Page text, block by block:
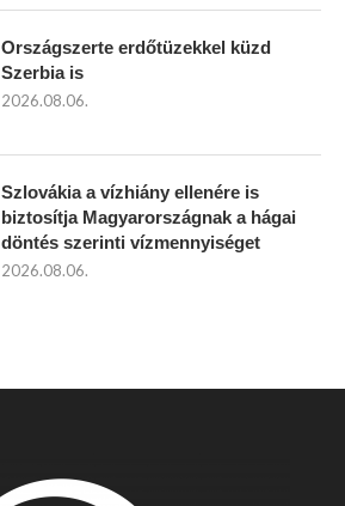
Országszerte erdőtüzekkel küzd
Szerbia is
2026.08.06.
Szlovákia a vízhiány ellenére is
biztosítja Magyarországnak a hágai
döntés szerinti vízmennyiséget
2026.08.06.